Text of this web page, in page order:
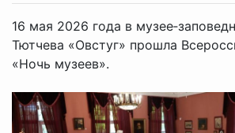
16 мая 2026 года в
Тютчева «Овстуг» прошла
«Ночь музеев».